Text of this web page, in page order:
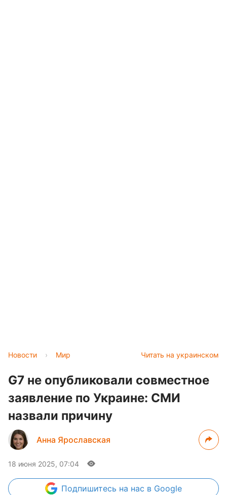
Читать на украинском
Новости › Мир
G7 не опубликовали совместное
заявление по Украине: СМИ
назвали причину
Анна Ярославская
18 июня 2025, 07:04
Подпишитесь на нас в Google